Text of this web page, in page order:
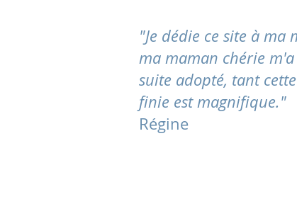
"Je dédie ce site à
ma maman chérie
suite adopté, tant
finie est magnifique."
Régine